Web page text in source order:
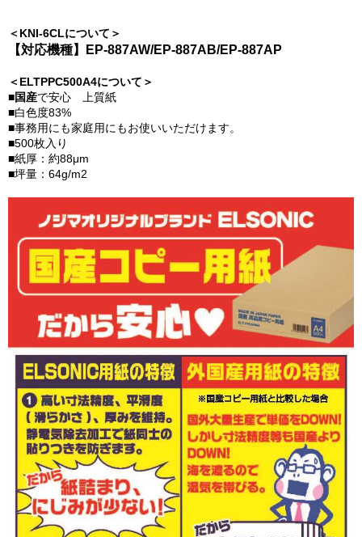
＜KNI-6CLについて＞
【対応機種】EP-887AW/EP-887AB/EP-887AP
＜ELTPPC500A4について＞
■国産で安心 上質紙
■白色度83%
■事務用にも家庭用にもお使いいただけます。
■500枚入り
■紙厚：約88μm
■坪量：64g/m2